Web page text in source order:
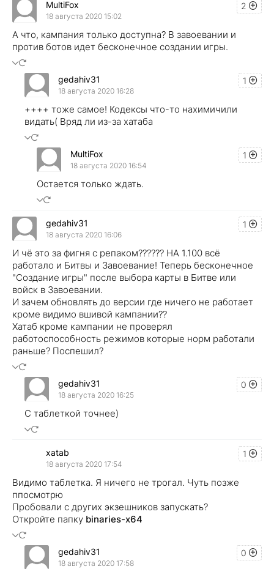
2
MultiFox
18 августа 2020 15:02
А что, кампания только доступна? В завоевании и
против ботов идет бесконечное создании игры.
1
gedahiv31
18 августа 2020 16:28
++++ тоже самое! Кодексы что-то нахимичили
видать( Вряд ли из-за хатаба
1
MultiFox
18 августа 2020 16:54
Остается только ждать.
1
gedahiv31
18 августа 2020 16:06
И чё это за фигня с репаком?????? НА 1.100 всё
работало и Битвы и Завоевание! Теперь бесконечное
"Создание игры" после выбора карты в Битве или
войск в Завоевании.
И зачем обновлять до версии где ничего не работает
кроме видимо вшивой кампании??
Хатаб кроме кампании не проверял
работоспособность режимов которые норм работали
раньше? Поспешил?
0
gedahiv31
18 августа 2020 16:25
С таблеткой точнее)
1
xatab
18 августа 2020 17:54
Видимо таблетка. Я ничего не трогал. Чуть позже
ппосмотрю
Пробовали с других экзешников запускать?
Откройте папку binaries-x64
0
gedahiv31
18 августа 2020 17:58